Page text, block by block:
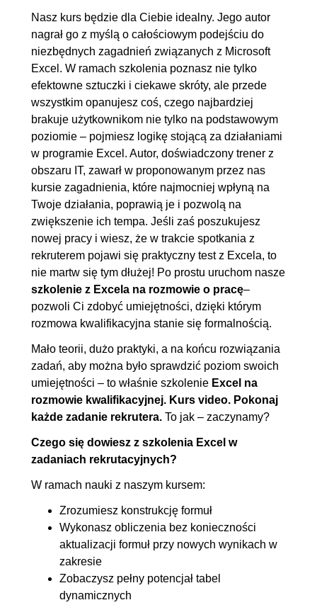
dwoma tabelami
8.3. Ograniczenia funkcji
WYSZUKAJ.PIONOWO
00:04:42
8.4. Podsumowanie -
WYSZUKAJ.PIONOWO
00:03:10
8.5. X.WYSZUKAJ - zasady
działania
00:04:01
8.6. X.WYSZUKAJ - trzy
przewagi, jedna wada
00:04:04
9. Funkcja JEŻELI 00:33:37
9.1. Cel wykorzystania i zasady
działania
00:05:01
9.2. JEŻELI - pierwsze kroki
00:07:57
9.3. Pisanie złożonych
00:04:58
9.4. JEŻELI w JEŻELI
00:05:26
9.5. Funkcje pomocnicze: LUB i
ORAZ
00:06:04
9.6. JEŻELI - podsumowanie 00:04:11
10. Praca z tekstem 00:07:35
10.2. Rozbicie kodów
produktów
10.3. Pliki .CSV
11. Formatowanie warunkowe
Nasz kurs będzie dla Ciebie idealny. Jego autor
nagrał go z myślą o całościowym podejściu do
niezbędnych zagadnień związanych z Microsoft
Excel. W ramach szkolenia poznasz nie tylko
efektowne sztuczki i ciekawe skróty, ale przede
wszystkim opanujesz coś, czego najbardziej
brakuje użytkownikom nie tylko na podstawowym
poziomie – pojmiesz logikę stojącą za działaniami
w programie Excel. Autor, doświadczony trener z
obszaru IT, zawarł w proponowanym przez nas
kursie zagadnienia, które najmocniej wpłyną na
Twoje działania, poprawią je i pozwolą na
zwiększenie ich tempa. Jeśli zaś poszukujesz
nowej pracy i wiesz, że w trakcie spotkania z
rekruterem pojawi się praktyczny test z Excela, to
nie martw się tym dłużej! Po prostu uruchom nasze
szkolenie z Excela na rozmowie o pracę–
pozwoli Ci zdobyć umiejętności, dzięki którym
rozmowa kwalifikacyjna stanie się formalnością.
Mało teorii, dużo praktyki, a na końcu rozwiązania
zadań, aby można było sprawdzić poziom swoich
umiejętności – to właśnie szkolenie Excel na
rozmowie kwalifikacyjnej. Kurs video. Pokonaj
każde zadanie rekrutera. To jak – zaczynamy?
Czego się dowiesz z szkolenia Excel w
zadaniach rekrutacyjnych?
W ramach nauki z naszym kursem:
Zrozumiesz konstrukcję formuł
Wykonasz obliczenia bez konieczności
aktualizacji formuł przy nowych wynikach w
zakresie
Zobaczysz pełny potencjał tabel
dynamicznych